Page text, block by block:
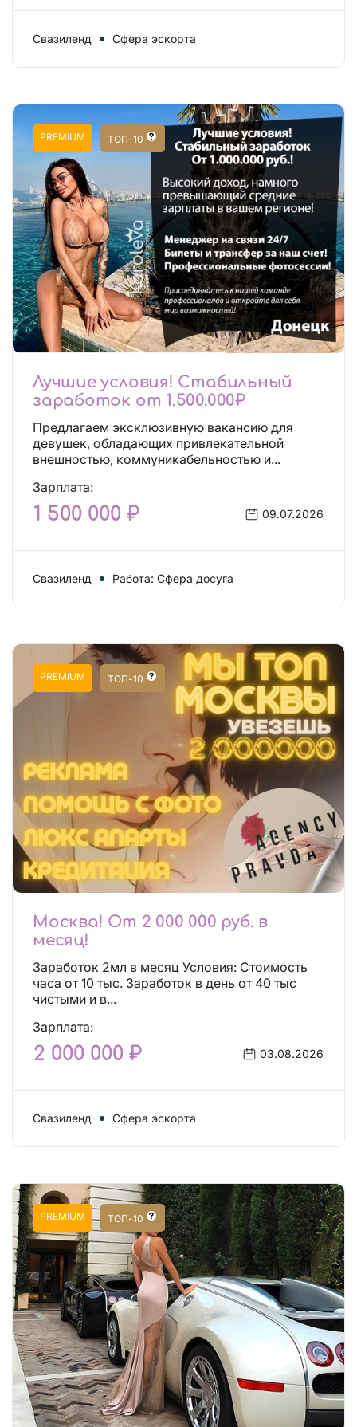
Свазиленд Сфера эскорта
PREMIUM ТОП-10
Лучшие условия! Стабильный
заработок от 1.500.000₽
Предлагаем эксклюзивную вакансию для
девушек, обладающих привлекательной
внешностью, коммуникабельностью и...
Зарплата:
1 500 000 ₽ 09.07.2026
Свазиленд Работа: Сфера досуга
PREMIUM ТОП-10
Москва! От 2 000 000 руб. в
месяц!
Заработок 2мл в месяц Условия: Стоимость
часа от 10 тыс. Заработок в день от 40 тыс
чистыми и в...
Зарплата:
2 000 000 ₽ 03.08.2026
Свазиленд Сфера эскорта
PREMIUM ТОП-10